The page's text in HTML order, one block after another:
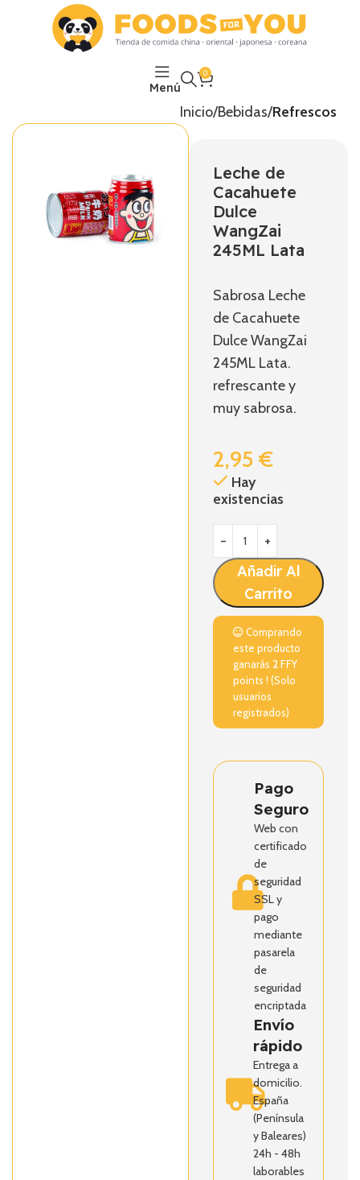
Menú
0
Inicio Bebidas Refrescos
Leche de
Cacahuete
Dulce
WangZai
245ML Lata
Sabrosa Leche
de Cacahuete
Dulce WangZai
245ML Lata.
refrescante y
muy sabrosa.
2,95€
Hay
existencias
Añadir Al
Carrito
Comprando
este producto
ganarás 2FFY
points ! (Solo
usuarios
registrados)
Pago
Seguro
Web con
certificado
de
seguridad
SSL y
pago
mediante
pasarela
de
seguridad
encriptada
Envío
rápido
Entrega a
domicilio.
España
(Península
y Baleares)
24h - 48h
laborables